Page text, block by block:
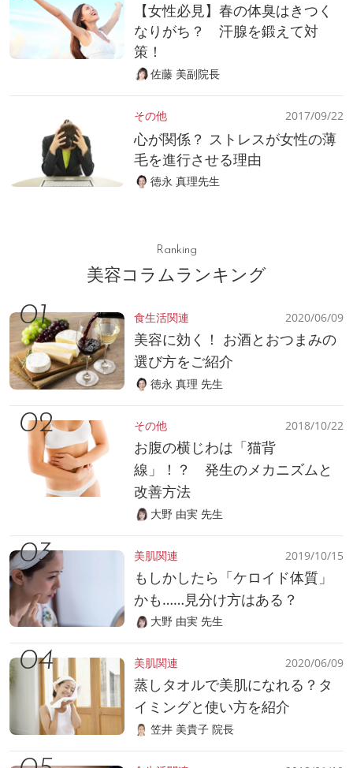
【女性必見】春の体臭はきつく
なりがち？ 汗腺を鍛えて対
策！
佐藤 美副院長
その他 2017/09/22
心が関係？ ストレスが女性の薄
毛を進行させる理由
徳永 真理先生
Ranking
美容コラムランキング
食生活関連 2020/06/09
美容に効く！ お酒とおつまみの
選び方をご紹介
徳永 真理 先生
その他 2018/10/22
お腹の横じわは「猫背
線」！？ 発生のメカニズムと
改善方法
大野 由実 先生
美肌関連 2019/10/15
もしかしたら「ケロイド体質」
かも……見分け方はある？
大野 由実 先生
美肌関連 2020/06/09
蒸しタオルで美肌になれる？タ
イミングと使い方を紹介
笠井 美貴子 院長